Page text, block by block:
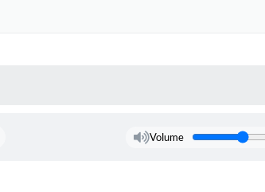
Volume